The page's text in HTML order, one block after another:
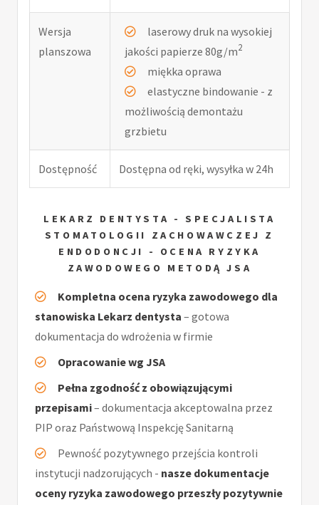
Wersja
planszowa
laserowy druk na wysokiej
jakości papierze 80g/m2
miękka oprawa
elastyczne bindowanie - z
możliwością demontażu
grzbietu
Dostępność Dostępna od ręki, wysyłka w 24h
LEKARZ DENTYSTA - SPECJALISTA
STOMATOLOGII ZACHOWAWCZEJ Z
ENDODONCJI - OCENA RYZYKA
ZAWODOWEGO METODĄ JSA
Kompletna ocena ryzyka zawodowego dla
stanowiska Lekarz dentysta – gotowa
dokumentacja do wdrożenia w firmie
Opracowanie wg JSA
Pełna zgodność z obowiązującymi
przepisami– dokumentacja akceptowalna przez
PIP oraz Państwową Inspekcję Sanitarną
Pewność pozytywnego przejścia kontroli
instytucji nadzorujących - nasze dokumentacje
oceny ryzyka zawodowego przeszły pozytywnie